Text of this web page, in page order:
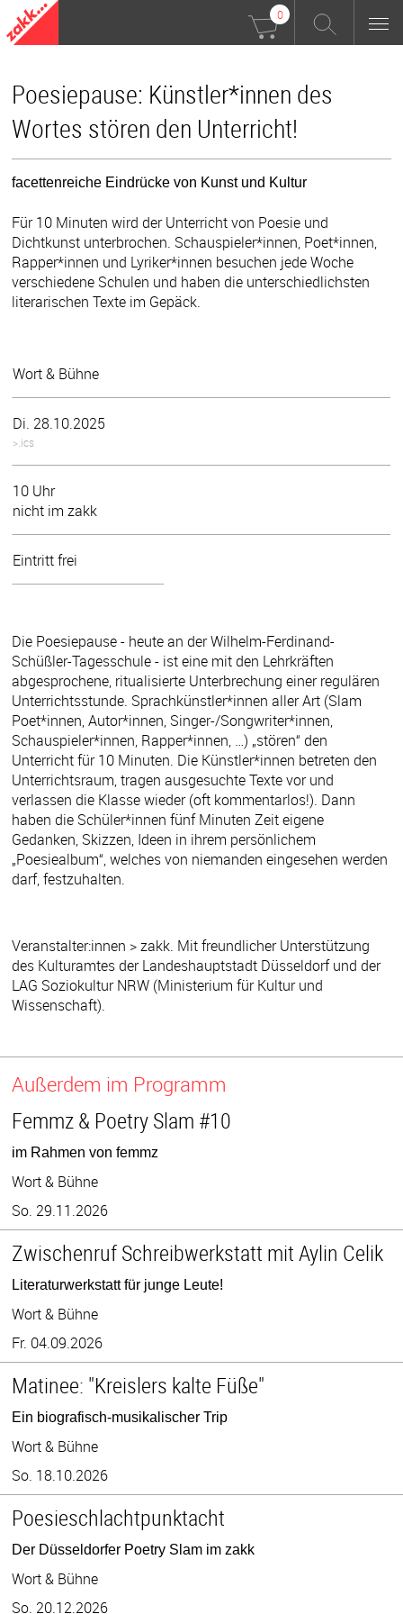
0
Poesiepause: Künstler*innen des
Wortes stören den Unterricht!
facettenreiche Eindrücke von Kunst und Kultur
Für 10 Minuten wird der Unterricht von Poesie und
Dichtkunst unterbrochen. Schauspieler*innen, Poet*innen,
Rapper*innen und Lyriker*innen besuchen jede Woche
verschiedene Schulen und haben die unterschiedlichsten
literarischen Texte im Gepäck.
Wort & Bühne
Di. 28.10.2025
>.ics
10 Uhr
nicht im zakk
Eintritt frei
Die Poesiepause - heute an der Wilhelm-Ferdinand-
Schüßler-Tagesschule - ist eine mit den Lehrkräften
abgesprochene, ritualisierte Unterbrechung einer regulären
Unterrichtsstunde. Sprachkünstler*innen aller Art (Slam
Poet*innen, Autor*innen, Singer-/Songwriter*innen,
Schauspieler*innen, Rapper*innen, …) „stören“ den
Unterricht für 10 Minuten. Die Künstler*innen betreten den
Unterrichtsraum, tragen ausgesuchte Texte vor und
verlassen die Klasse wieder (oft kommentarlos!). Dann
haben die Schüler*innen fünf Minuten Zeit eigene
Gedanken, Skizzen, Ideen in ihrem persönlichem
„Poesiealbum“, welches von niemanden eingesehen werden
darf, festzuhalten.
Veranstalter:innen > zakk. Mit freundlicher Unterstützung
des Kulturamtes der Landeshauptstadt Düsseldorf und der
LAG Soziokultur NRW (Ministerium für Kultur und
Wissenschaft).
Außerdem im Programm
Femmz & Poetry Slam #10
im Rahmen von femmz
Wort & Bühne
So. 29.11.2026
Zwischenruf Schreibwerkstatt mit Aylin Celik
Literaturwerkstatt für junge Leute!
Wort & Bühne
Fr. 04.09.2026
Matinee: "Kreislers kalte Füße"
Ein biografisch-musikalischer Trip
Wort & Bühne
So. 18.10.2026
Poesieschlachtpunktacht
Der Düsseldorfer Poetry Slam im zakk
Wort & Bühne
So. 20.12.2026